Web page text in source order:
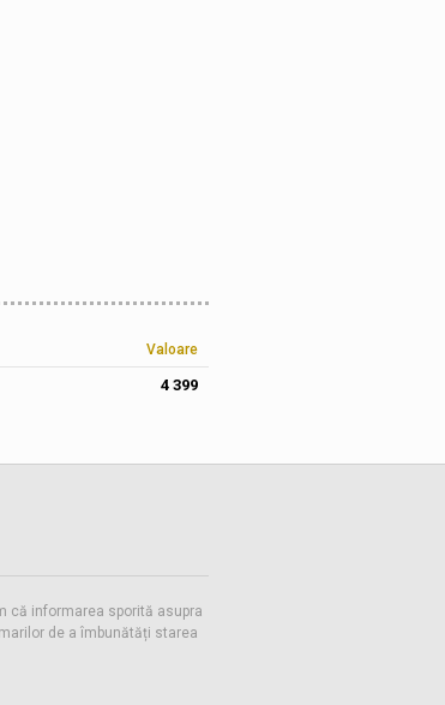
Valoare
4 399
că informarea sporită asupra
de a îmbunătăți starea